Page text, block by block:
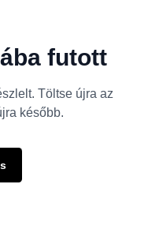
futott
Töltse újra az
később.